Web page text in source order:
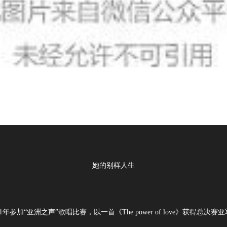
她的别样人生
年参加“亚洲之声”歌唱比赛，以一首《The power of love》获得总决赛亚